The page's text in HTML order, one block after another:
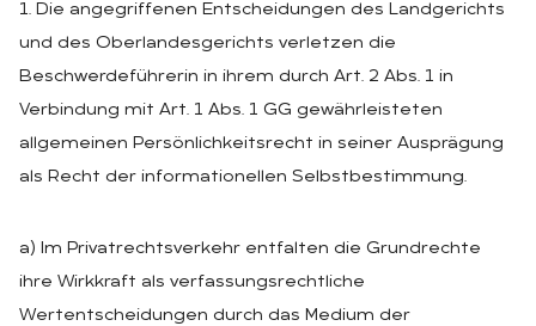
1. Die angegriffenen Entscheidungen des Landgerichts
und des Oberlandesgerichts verletzen die
Beschwerdeführerin in ihrem durch Art. 2 Abs. 1 in
Verbindung mit Art. 1 Abs. 1 GG gewährleisteten
allgemeinen Persönlichkeitsrecht in seiner Ausprägung
als Recht der informationellen Selbstbestimmung.
a) Im Privatrechtsverkehr entfalten die Grundrechte
ihre Wirkkraft als verfassungsrechtliche
Wertentscheidungen durch das Medium der